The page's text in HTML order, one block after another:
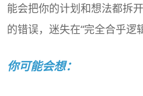
能会把你的计划和想法都拆
的错误，迷失在“完全合乎逻
你可能会想：